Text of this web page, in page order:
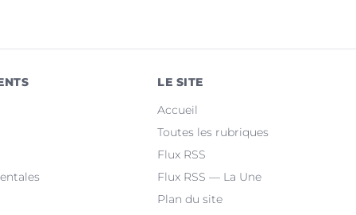
LE SITE
Accueil
Toutes les rubriques
Flux RSS
Flux RSS — La Une
Plan du site